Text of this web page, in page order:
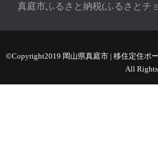
真庭市ふるさと納税(ふるさとチ
©Copyright2019 岡山県真庭市 | 移住定住ポ
All Rights